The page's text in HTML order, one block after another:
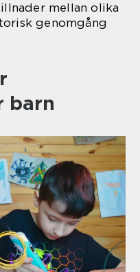
mellan olika
genomgång
barn